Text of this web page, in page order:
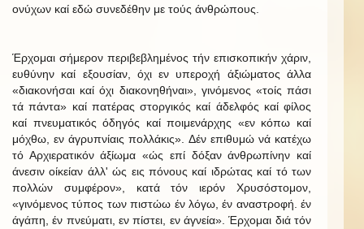
ονύχων καί εδώ συνεδέθην με τούς άνθρώπους.
Έρχομαι σήμερον περιβεβλημένος τήν επισκοπικήν χάριν,
ευθύνην καί εξουσίαν, όχι εν υπεροχή άξιώματος άλλα
«διακονήσαι καί όχι διακονηθήναι», γινόμενος «τοίς πάσι
τά πάντα» καί πατέρας στοργικός καί άδελφός καί φίλος
καί πνευματικός όδηγός καί ποιμενάρχης «εν κόπω καί
μόχθω, εν άγρυπνίαις πολλάκις». Δέν επιθυμώ νά κατέχω
τό Αρχιερατικόν άξίωμα «ώς επί δόξαν άνθρωπίνην καί
άνεσιν οίκείαν άλλ' ώς εις πόνους καί ιδρώτας καί τό των
πολλών συμφέρον», κατά τόν ιερόν Χρυσόστομον,
«γινόμενος τύπος των πιστώω έν λόγω, έν αναστροφή. έν
άγάπη, έν πνεύματι, εν πίστει, εν άγνεία». Έρχομαι διά τόν